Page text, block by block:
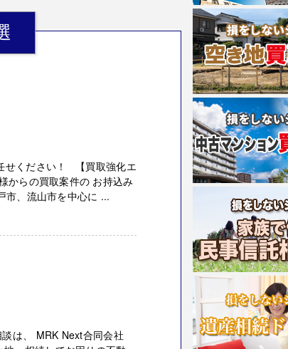
せください！ 【買取強化エ
からの買取案件の お持込み
、流山市を中心に ...
は、 MRK Next合同会社